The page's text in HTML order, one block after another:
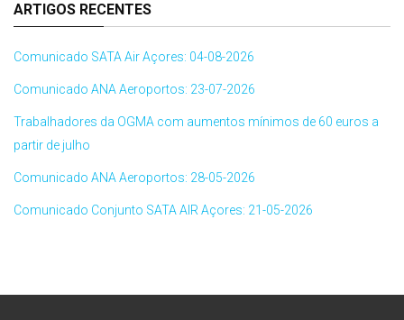
ARTIGOS RECENTES
Comunicado SATA Air Açores: 04-08-2026
Comunicado ANA Aeroportos: 23-07-2026
Trabalhadores da OGMA com aumentos mínimos de 60 euros a
partir de julho
Comunicado ANA Aeroportos: 28-05-2026
Comunicado Conjunto SATA AIR Açores: 21-05-2026